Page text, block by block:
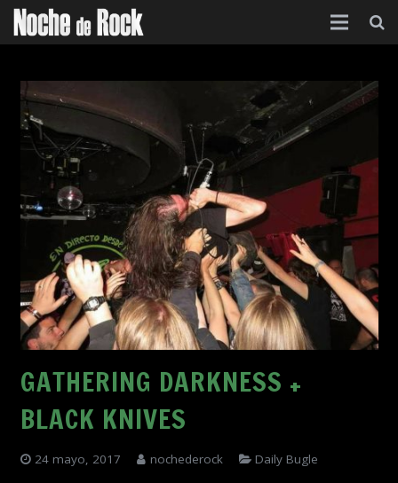
Categorías
Agenda
Contacto
Acerca de
GATHERING DARKNESS +
BLACK KNIVES
24 mayo, 2017 nochederock Daily Bugle